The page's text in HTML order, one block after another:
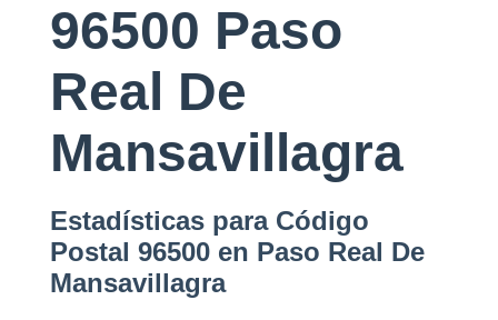
96500 Paso
Real De
Mansavillagra
Estadísticas para Código
Postal 96500 en Paso Real De
Mansavillagra